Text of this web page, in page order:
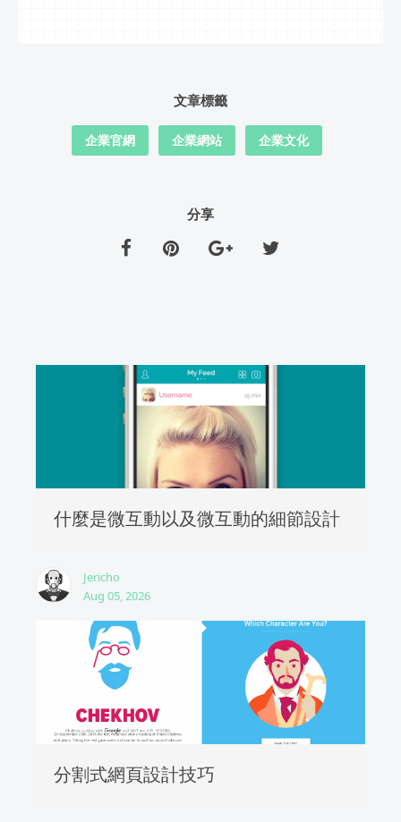
文章標籤
企業官網 企業網站 企業文化
分享
什麼是微互動以及微互動的細節設計
Jericho
Aug 05, 2026
分割式網頁設計技巧